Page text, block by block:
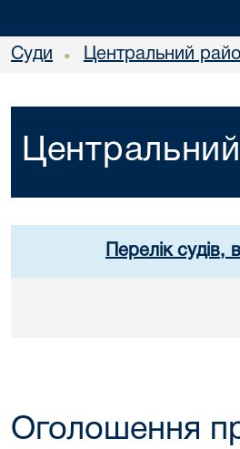
Суди • Центральний
Перелік судів,
Оголошення